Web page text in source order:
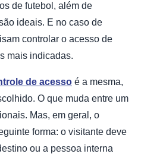
de futebol, além de
ideais. E no caso de
controlar o acesso de
mais indicadas.
de acesso é a mesma,
O que muda entre um
Mas, em geral, o
forma: o visitante deve
ou a pessoa interna